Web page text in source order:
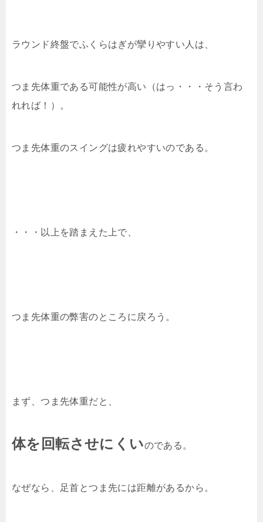
ラウンド終盤でふくらはぎが攣りやすい人は、
つま先体重である可能性が高い（はっ・・・そう言わ
れれば！）。
つま先体重のスイングは疲れやすいのである。
・・・以上を踏まえた上で、
つま先体重の弊害のところに戻ろう。
まず、つま先体重だと、
体を回転させにくいのである。
なぜなら、足首とつま先には距離があるから。